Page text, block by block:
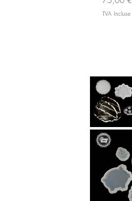
TVA Incluse